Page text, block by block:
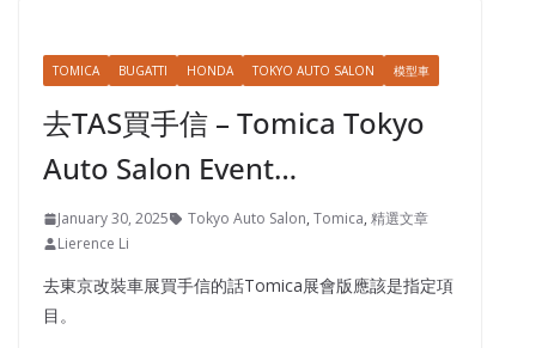
TOMICA BUGATTI HONDA TOKYO AUTO SALON 模型車
去TAS買手信 – Tomica Tokyo
Auto Salon Event…
January 30, 2025 Tokyo Auto Salon, Tomica, 精選文章
Lierence Li
去東京改裝車展買手信的話Tomica展會版應該是指定項
目。